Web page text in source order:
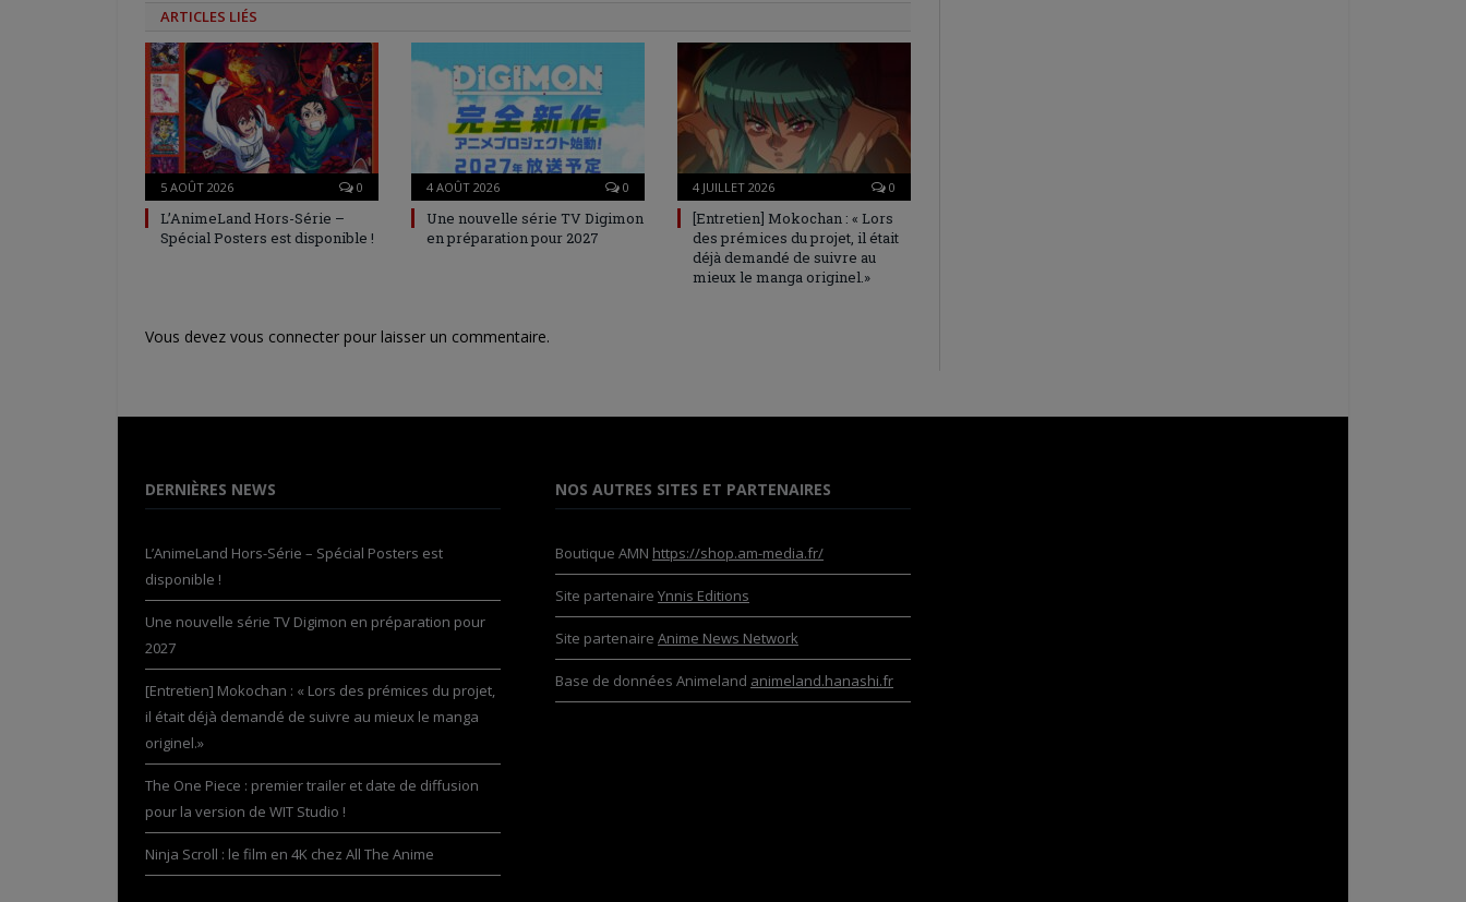
ARTICLES LIÉS
5 AOÛT 2026 0
L’AnimeLand Hors-Série –
Spécial Posters est disponible !
4 AOÛT 2026 0
Une nouvelle série TV Digimon
en préparation pour 2027
4 JUILLET 2026 0
[Entretien] Mokochan : « Lors
des prémices du projet, il était
déjà demandé de suivre au
mieux le manga originel.»
Vous devez vous connecter pour laisser un commentaire.
DERNIÈRES NEWS
L’AnimeLand Hors-Série – Spécial Posters est
disponible !
Une nouvelle série TV Digimon en préparation pour
2027
[Entretien] Mokochan : « Lors des prémices du projet,
il était déjà demandé de suivre au mieux le manga
originel.»
The One Piece : premier trailer et date de diffusion
pour la version de WIT Studio !
Ninja Scroll : le film en 4K chez All The Anime
NOS AUTRES SITES ET PARTENAIRES
Boutique AMN https://shop.am-media.fr/
Site partenaire Ynnis Editions
Site partenaire Anime News Network
Base de données Animeland animeland.hanashi.fr